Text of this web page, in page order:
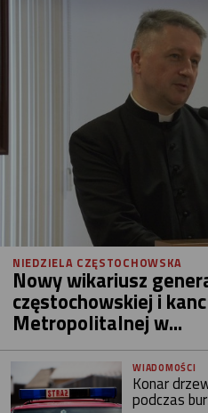
NIEDZIELA CZĘSTOCHOWSKA
Nowy wikariusz
częstochowskiej i
Metropolitalnej w...
WIADOMOŚCI
Konar
podczas